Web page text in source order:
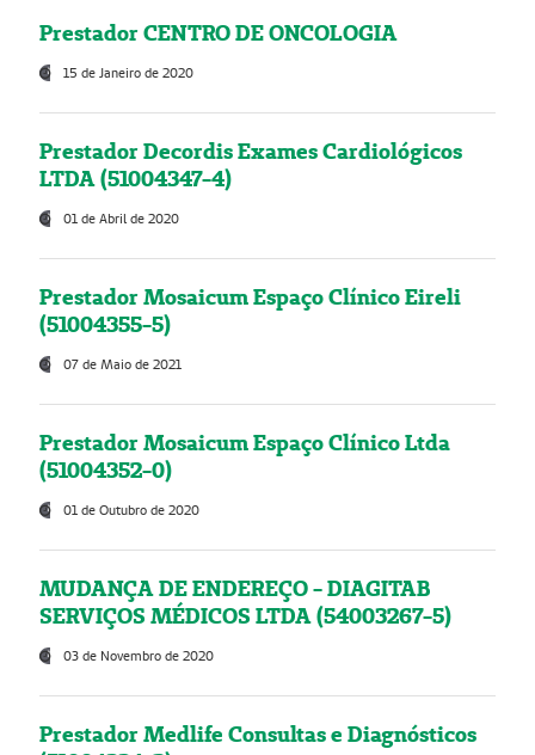
Prestador CENTRO DE ONCOLOGIA
15 de Janeiro de 2020
Prestador Decordis Exames Cardiológicos
LTDA (51004347-4)
01 de Abril de 2020
Prestador Mosaicum Espaço Clínico Eireli
(51004355-5)
07 de Maio de 2021
Prestador Mosaicum Espaço Clínico Ltda
(51004352-0)
01 de Outubro de 2020
MUDANÇA DE ENDEREÇO - DIAGITAB
SERVIÇOS MÉDICOS LTDA (54003267-5)
03 de Novembro de 2020
Prestador Medlife Consultas e Diagnósticos